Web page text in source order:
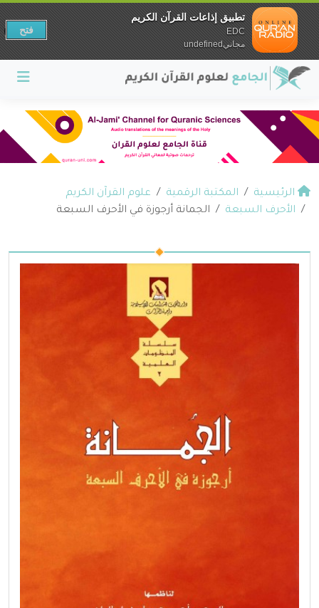
الرئيسية المكتبة الرقمية
علوم القرآن الكريم
الأحرف السبعة
الجمانة أرجوزة في الأحرف السبعة
تطبيق إذاعات القرآن الكريم
EDC
مجانيundefined
فتح